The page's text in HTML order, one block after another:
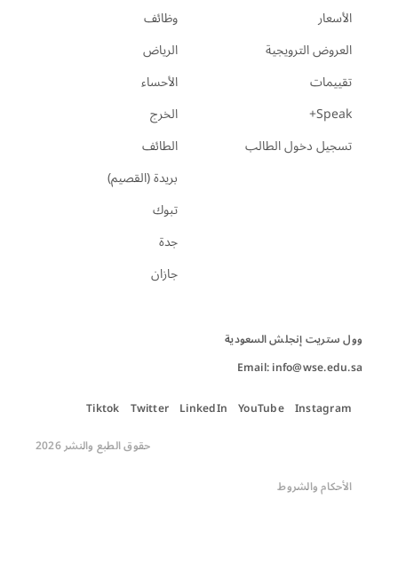
الأسعار
العروض الترويجية
تقييمات
Speak+
تسجيل دخول الطالب
وظائف
الرياض
الأحساء
الخرج
الطائف
بريدة (القصيم)
تبوك
جدة
جازان
وول ستريت إنجلش السعودية
Email: info@wse.edu.sa
Instagram
YouTube
LinkedIn
Twitter
Tiktok
حقوق الطبع والنشر 2026
الأحكام والشروط